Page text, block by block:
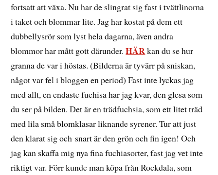
fortsatt att växa. Nu har de slingrat sig fast i tvättlinorna
i taket och blommar lite. Jag har kostat på dem ett
dubbellysrör som lyst hela dagarna, även andra
blommor har mått gott därunder.HÄRkan du se hur
granna de var i höstas. (Bilderna är tyvärr på sniskan,
något var fel i bloggen en period) Fast inte lyckas jag
med allt, en endaste fuchisa har jag kvar, den glesa som
du ser på bilden. Det är en trädfuchsia, som ett litet träd
med lila små blomklasar liknande syrener. Tur att just
den klarat sig och snart är den grön och fin igen! Och
jag kan skaffa mig nya fina fuchiasorter, fast jag vet inte
riktigt var. Förr kunde man köpa från Rockdala, som